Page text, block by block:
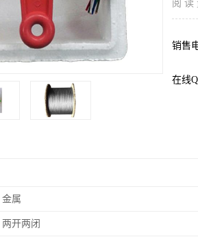
阅 读
销售
在线
金属
两开两闭